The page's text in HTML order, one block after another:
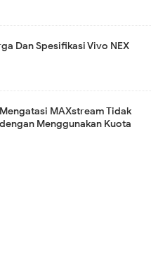
Dan Spesifikasi Vivo NEX
MAXstream Tidak
Menggunakan Kuota